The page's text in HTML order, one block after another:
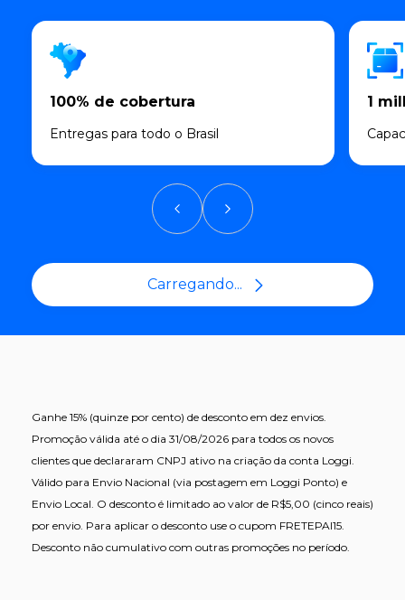
100% de cobertura
Entregas para todo o Brasil
1
Carregando...
Ganhe 15% (quinze por cento) de desconto em dez envios.
Promoção válida até o dia 31/08/2026 para todos os novos
clientes que declararam CNPJ ativo na criação da conta Loggi.
Válido para Envio Nacional (via postagem em Loggi Ponto) e
Envio Local. O desconto é limitado ao valor de R$5,00 (cinco reais)
por envio. Para aplicar o desconto use o cupom FRETEPAI15.
Desconto não cumulativo com outras promoções no período.